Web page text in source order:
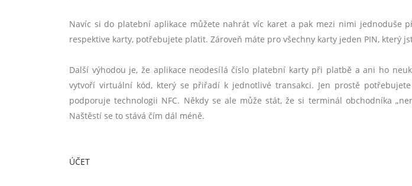
Navíc si do platební aplikace můžete nahrát víc karet a pak mezi nimi jednoduše
respektive karty, potřebujete platit. Zároveň máte pro všechny karty jeden PIN, který
Další výhodou je, že aplikace neodesílá číslo platební karty při platbě a ani ho
vytvoří virtuální kód, který se přiřadí k jednotlivé transakci. Jen prostě
podporuje technologii NFC. Někdy se ale může stát, že si terminál obchodníka
Naštěstí se to stává čím dál méně.
ÚČET